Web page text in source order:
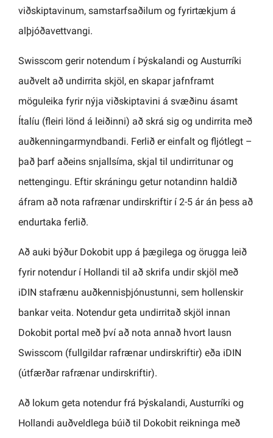
viðskiptavinum, samstarfsaðilum og fyrirtækjum á
alþjóðavettvangi.
Swisscom gerir notendum í Þýskalandi og Austurríki
auðvelt að undirrita skjöl, en skapar jafnframt
möguleika fyrir nýja viðskiptavini á svæðinu ásamt
Ítalíu (fleiri lönd á leiðinni) að skrá sig og undirrita með
auðkenningarmyndbandi. Ferlið er einfalt og fljótlegt –
það þarf aðeins snjallsíma, skjal til undirritunar og
nettengingu. Eftir skráningu getur notandinn haldið
áfram að nota rafrænar undirskriftir í 2-5 ár án þess að
endurtaka ferlið.
Að auki býður Dokobit upp á þægilega og örugga leið
fyrir notendur í Hollandi til að skrifa undir skjöl með
iDIN stafrænu auðkennisþjónustunni, sem hollenskir
bankar veita. Notendur geta undirritað skjöl innan
Dokobit portal með því að nota annað hvort lausn
Swisscom (fullgildar rafrænar undirskriftir) eða iDIN
(útfærðar rafrænar undirskriftir).
Að lokum geta notendur frá Þýskalandi, Austurríki og
Hollandi auðveldlega búið til Dokobit reikninga með